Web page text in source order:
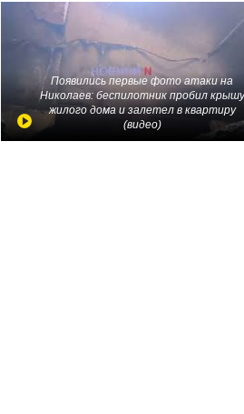
Появились первые фото атаки на
Николаев: беспилотник пробил крышу
жилого дома и залетел в квартиру
(видео)